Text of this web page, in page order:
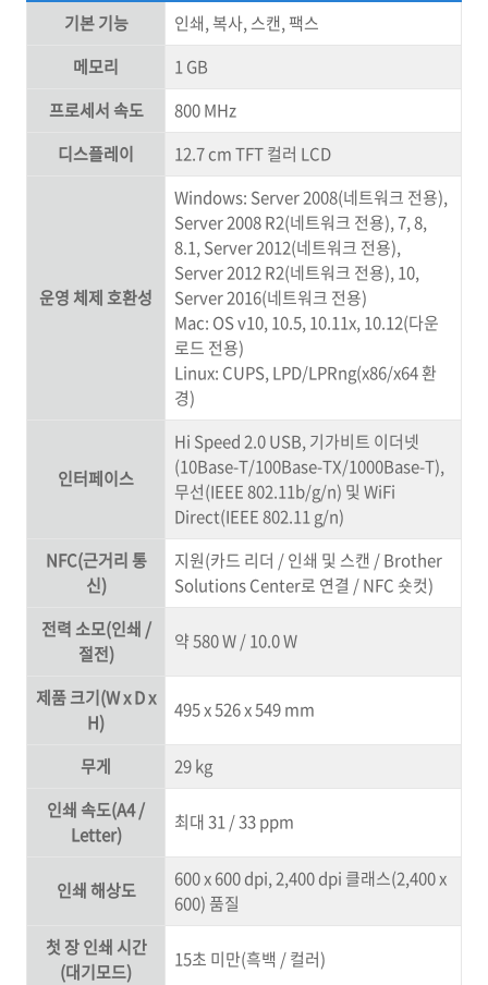
기본 기능
인쇄, 복사, 스캔, 팩스
메모리
1 GB
프로세서 속도
800 MHz
디스플레이
12.7 cm TFT 컬러 LCD
운영 체제 호환성
Windows: Server 2008(네트워크 전용),
Server 2008 R2(네트워크 전용), 7, 8,
8.1, Server 2012(네트워크 전용),
Server 2012 R2(네트워크 전용), 10,
Server 2016(네트워크 전용)
Mac: OS v10, 10.5, 10.11x, 10.12(다운
로드 전용)
Linux: CUPS, LPD/LPRng(x86/x64 환
경)
인터페이스
Hi Speed 2.0 USB, 기가비트 이더넷
(10Base-T/100Base-TX/1000Base-T),
무선(IEEE 802.11b/g/n) 및 WiFi
Direct(IEEE 802.11 g/n)
NFC(근거리 통
신)
지원(카드 리더 / 인쇄 및 스캔 / Brother
Solutions Center로 연결 / NFC 숏컷)
전력 소모(인쇄 /
절전)
약 580 W / 10.0 W
제품 크기(W x D x
H)
495 x 526 x 549 mm
무게
29 kg
인쇄 속도(A4 /
Letter)
최대 31 / 33 ppm
인쇄 해상도
600 x 600 dpi, 2,400 dpi 클래스(2,400 x
600) 품질
첫 장 인쇄 시간
(대기모드)
15초 미만(흑백 / 컬러)